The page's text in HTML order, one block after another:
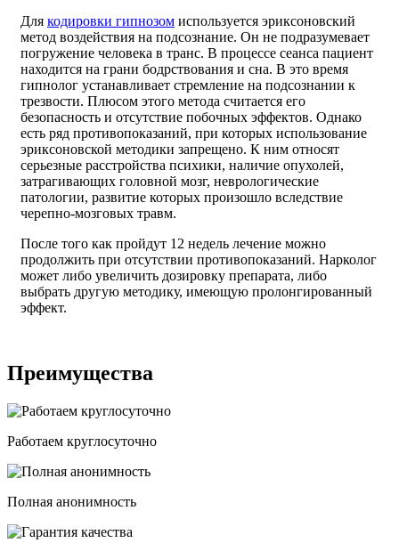
Для кодировки гипнозом используется эриксоновский
метод воздействия на подсознание. Он не подразумевает
погружение человека в транс. В процессе сеанса пациент
находится на грани бодрствования и сна. В это время
гипнолог устанавливает стремление на подсознании к
трезвости. Плюсом этого метода считается его
безопасность и отсутствие побочных эффектов. Однако
есть ряд противопоказаний, при которых использование
эриксоновской методики запрещено. К ним относят
серьезные расстройства психики, наличие опухолей,
затрагивающих головной мозг, неврологические
патологии, развитие которых произошло вследствие
черепно-мозговых травм.
После того как пройдут 12 недель лечение можно
продолжить при отсутствии противопоказаний. Нарколог
может либо увеличить дозировку препарата, либо
выбрать другую методику, имеющую пролонгированный
эффект.
Преимущества
Работаем круглосуточно
Полная анонимность